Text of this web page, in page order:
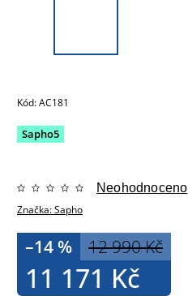
Kód:AC181
Sapho5
Značka:Sapho
Neohodnoceno
12 990 Kč
–14 %
11 171 Kč